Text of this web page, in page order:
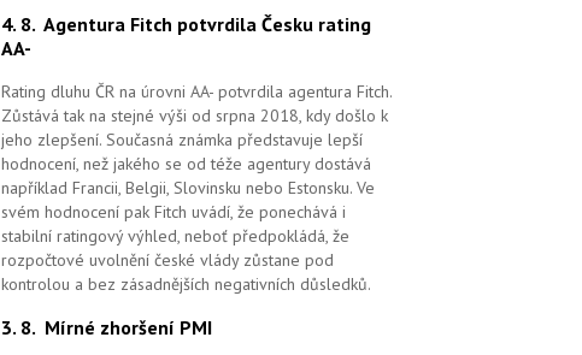
4. 8. Agentura Fitch potvrdila Česku rating
AA-
Rating dluhu ČR na úrovni AA- potvrdila agentura Fitch.
Zůstává tak na stejné výši od srpna 2018, kdy došlo k
jeho zlepšení. Současná známka představuje lepší
hodnocení, než jakého se od téže agentury dostává
například Francii, Belgii, Slovinsku nebo Estonsku. Ve
svém hodnocení pak Fitch uvádí, že ponechává i
stabilní ratingový výhled, neboť předpokládá, že
rozpočtové uvolnění české vlády zůstane pod
kontrolou a bez zásadnějších negativních důsledků.
3. 8. Mírné zhoršení PMI